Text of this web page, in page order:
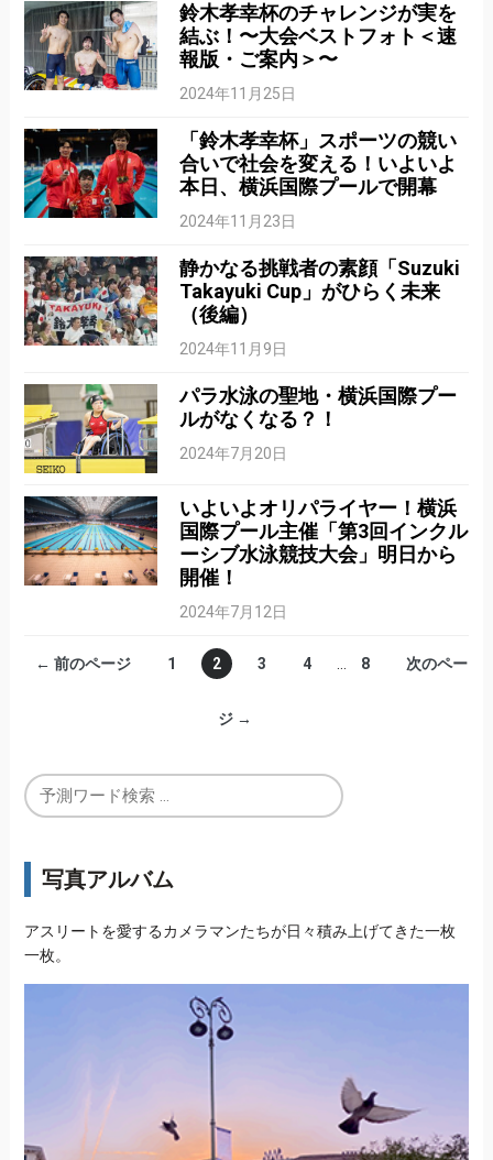
鈴木孝幸杯のチャレンジが実を
結ぶ！〜大会ベストフォト＜速
報版・ご案内＞〜
2024年11月25日
「鈴木孝幸杯」スポーツの競い
合いで社会を変える！いよいよ
本日、横浜国際プールで開幕
2024年11月23日
静かなる挑戦者の素顔「Suzuki
Takayuki Cup」がひらく未来
（後編）
2024年11月9日
パラ水泳の聖地・横浜国際プー
ルがなくなる？！
2024年7月20日
いよいよオリパライヤー！横浜
国際プール主催「第3回インクル
ーシブ水泳競技大会」明日から
開催！
2024年7月12日
← 前のページ 1 2 3 4 8 次のペー
ジ →
写真アルバム
アスリートを愛するカメラマンたちが日々積み上げてきた一枚
一枚。